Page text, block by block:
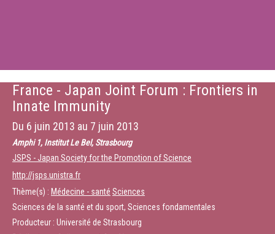
France - Japan Joint Forum : Frontiers in
Innate Immunity
Du 6 juin 2013 au 7 juin 2013
Amphi 1, Institut Le Bel, Strasbourg
JSPS - Japan Society for the Promotion of Science
http://jsps.unistra.fr
Thème(s) : Médecine - santé Sciences
Sciences de la santé et du sport, Sciences fondamentales
Producteur : Université de Strasbourg